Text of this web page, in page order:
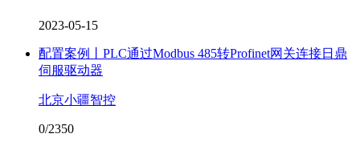
2023-05-15
配置案例丨PLC通过Modbus 485转Profinet网关连接日鼎
伺服驱动器
北京小疆智控
0/2350